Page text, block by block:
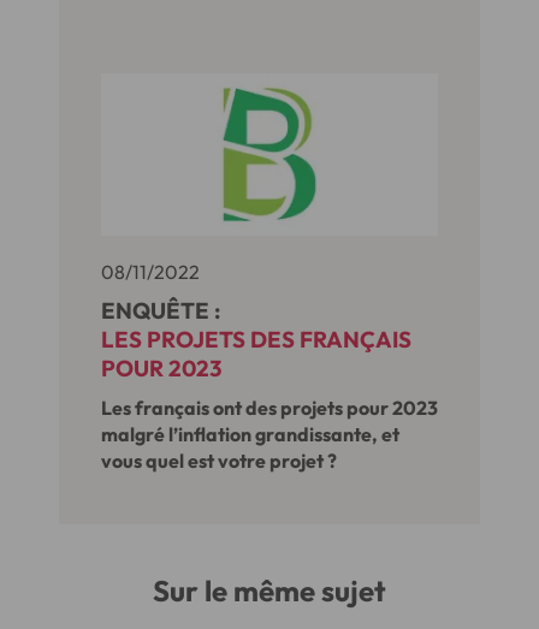
08/11/2022
ENQUÊTE :
LES PROJETS DES FRANÇAIS
POUR 2023
Les français ont des projets pour 2023
malgré l’inflation grandissante, et
vous quel est votre projet ?
Sur le même sujet